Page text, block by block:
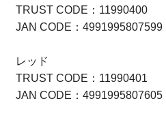
TRUST CODE：11990400
JAN CODE：4991995807599
レッド
TRUST CODE：11990401
JAN CODE：4991995807605